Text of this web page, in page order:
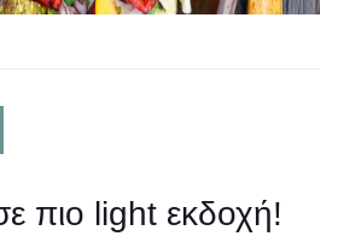
πιο light εκδοχή!